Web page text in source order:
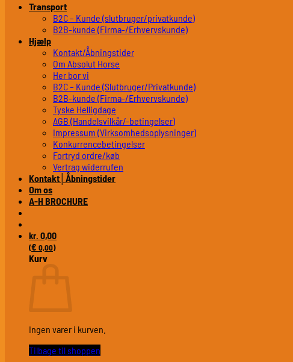
Transport
B2C – Kunde (slutbruger/privatkunde)
B2B-kunde (Firma-/Erhvervskunde)
Hjælp
Kontakt/Åbningstider
Om Absolut Horse
Her bor vi
B2C – Kunde (Slutbruger/Privatkunde)
B2B-kunde (Firma-/Erhvervskunde)
Tyske Helligdage
AGB (Handelsvilkår/-betingelser)
Impressum (Virksomhedsoplysninger)
Konkurrencebetingelser
Fortryd ordre/køb
Vertrag widerrufen
Kontakt│Åbningstider
Om os
A-H BROCHURE
kr. 0,00
(€ 0,00)
Kurv
Ingen varer i kurven.
Tilbage til shoppen